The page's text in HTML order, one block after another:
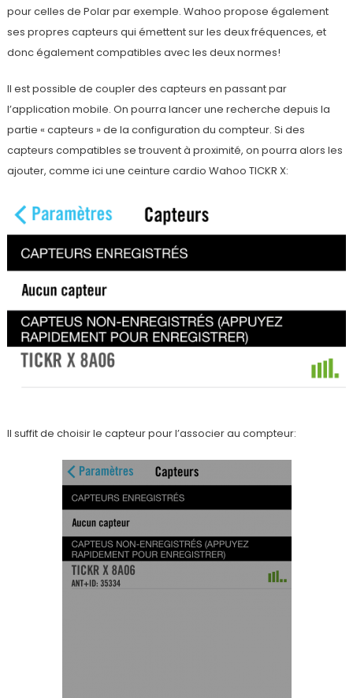
pour celles de Polar par exemple. Wahoo propose également
ses propres capteurs qui émettent sur les deux fréquences, et
donc également compatibles avec les deux normes!
Il est possible de coupler des capteurs en passant par
l’application mobile. On pourra lancer une recherche depuis la
partie « capteurs » de la configuration du compteur. Si des
capteurs compatibles se trouvent à proximité, on pourra alors les
ajouter, comme ici une ceinture cardio Wahoo TICKR X:
Il suffit de choisir le capteur pour l’associer au compteur: